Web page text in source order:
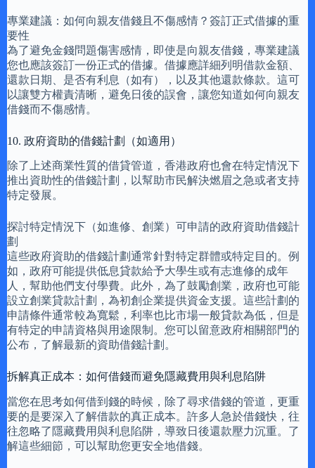
專業建議：如何向親友借錢且不傷感情？簽訂正式借據的重
要性
為了避免金錢問題傷害感情，即使是向親友借錢，專業建議
您也應該簽訂一份正式的借據。借據應詳細列明借款金額、
還款日期、是否有利息（如有），以及其他還款條款。這可
以讓雙方權責清晰，避免日後的誤會，讓您知道如何向親友
借錢而不傷感情。
10. 政府資助的借錢計劃（如適用）
除了上述商業性質的借貸管道，香港政府也會在特定情況下
推出資助性的借錢計劃，以幫助市民解決燃眉之急或者支持
特定發展。
探討特定情況下（如進修、創業）可申請的政府資助借錢計
劃
這些政府資助的借錢計劃通常針對特定群體或特定目的。例
如，政府可能提供低息貸款給予大學生或有志進修的成年
人，幫助他們支付學費。此外，為了鼓勵創業，政府也可能
設立創業貸款計劃，為初創企業提供資金支援。這些計劃的
申請條件通常較為寬鬆，利率也比市場一般貸款為低，但是
有特定的申請資格與用途限制。您可以留意政府相關部門的
公布，了解最新的資助借錢計劃。
拆解真正成本：如何借錢而避免隱藏費用與利息陷阱
當您在思考如何借到錢的時候，除了尋求借錢的管道，更重
要的是要深入了解借款的真正成本。許多人急於借錢快，往
往忽略了隱藏費用與利息陷阱，導致日後還款壓力沉重。了
解這些細節，可以幫助您更安全地借錢。